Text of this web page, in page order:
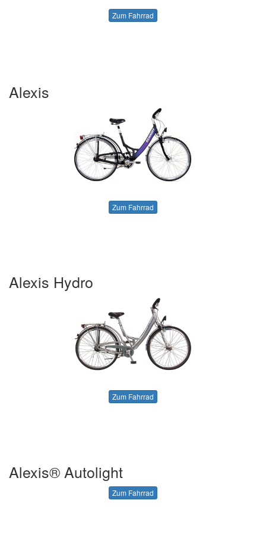
Zum Fahrrad
Alexis
Zum Fahrrad
Alexis Hydro
Zum Fahrrad
Alexis® Autolight
Zum Fahrrad